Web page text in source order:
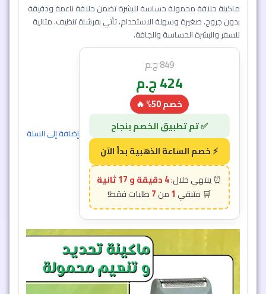
ماكينة حلاقة محمولة حساسة للبشرة تضمن حلاقة ناعمة ودقيقة
بدون جروح. صغيرة وسهلة الاستخدام، تأتي بفرشاة تنظيف. مثالية
للسفر والبشرة الحساسة والجافة.
849ج.م
424ج.م
خصم 50% 🔥
4 دقيقة و 15 ثانية
1
7
إضافة إلى السلة